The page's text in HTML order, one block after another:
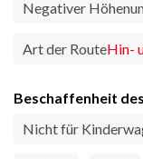
Negativer
Art der RouteHin-
Beschaffenheit
Nicht für